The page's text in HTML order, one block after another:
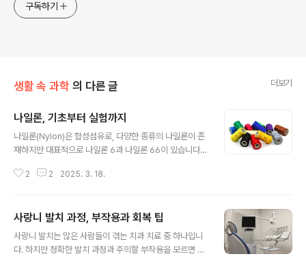
구독하기
생활 속 과학 의 다른 글 더보기
나일론, 기초부터 실험까지
나일론(Nylon)은 합성섬유로, 다양한 종류의 나일론이 존
재하지만 대표적으로 나일론 6과 나일론 66이 있습니다.
플라스틱, 자동차 부품 등에 사용됩니다. 나일론 합성은 축
일론은 폴리아미드 계열의 합성 고분자로 1935년 월터 쇼
크와 그의 팀이 개발했습니다. 처음에는 섬유 산업에 사용
되었고 이후 다양한 분야로 확장되었습니다. 나일론은 특
2 2 2025. 3. 18.
사랑니 발치 과정, 부작용과 회복 팁
사랑니 발치는 많은 사람들이 겪는 치과 치료 중 하나입니
다. 하지만 정확한 발치 과정과 주의할 부작용을 모르면 불